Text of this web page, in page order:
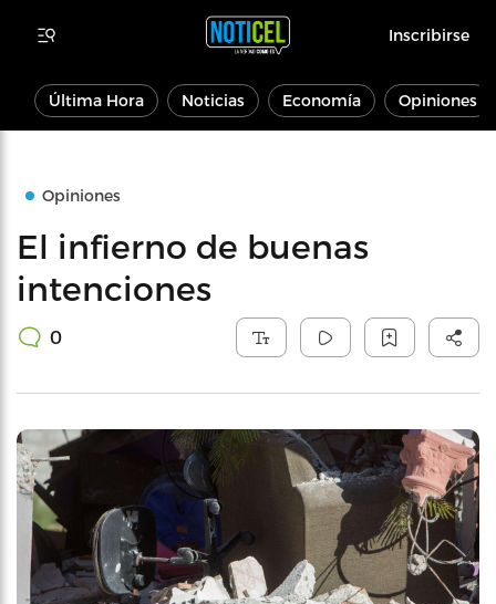
Inscribirse
Última Hora Noticias Economía Opiniones
Opiniones
El infierno de buenas
intenciones
0